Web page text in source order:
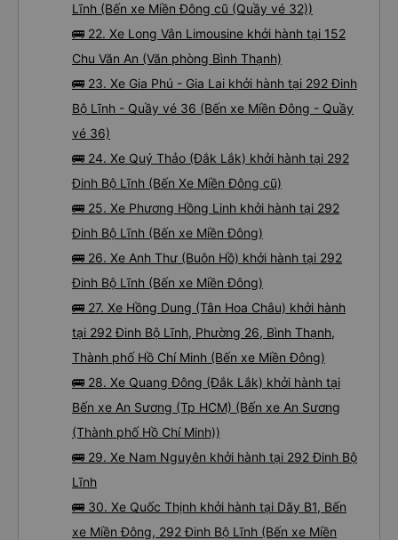
Lĩnh (Bến xe Miền Đông cũ (Quầy vé 32))
🚌 22. Xe Long Vân Limousine khởi hành tại 152
Chu Văn An (Văn phòng Bình Thạnh)
🚌 23. Xe Gia Phú - Gia Lai khởi hành tại 292 Đinh
Bộ Lĩnh - Quầy vé 36 (Bến xe Miền Đông - Quầy
vé 36)
🚌 24. Xe Quý Thảo (Đắk Lắk) khởi hành tại 292
Đinh Bộ Lĩnh (Bến Xe Miền Đông cũ)
🚌 25. Xe Phương Hồng Linh khởi hành tại 292
Đinh Bộ Lĩnh (Bến xe Miền Đông)
🚌 26. Xe Anh Thư (Buôn Hồ) khởi hành tại 292
Đinh Bộ Lĩnh (Bến xe Miền Đông)
🚌 27. Xe Hồng Dung (Tân Hoa Châu) khởi hành
tại 292 Đinh Bộ Lĩnh, Phường 26, Bình Thạnh,
Thành phố Hồ Chí Minh (Bến xe Miền Đông)
🚌 28. Xe Quang Đông (Đắk Lắk) khởi hành tại
Bến xe An Sương (Tp HCM) (Bến xe An Sương
(Thành phố Hồ Chí Minh))
🚌 29. Xe Nam Nguyên khởi hành tại 292 Đinh Bộ
Lĩnh
🚌 30. Xe Quốc Thịnh khởi hành tại Dãy B1, Bến
xe Miền Đông, 292 Đinh Bộ Lĩnh (Bến xe Miền